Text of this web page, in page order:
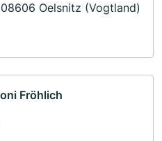
Oelsnitz (Vogtland)
Fröhlich